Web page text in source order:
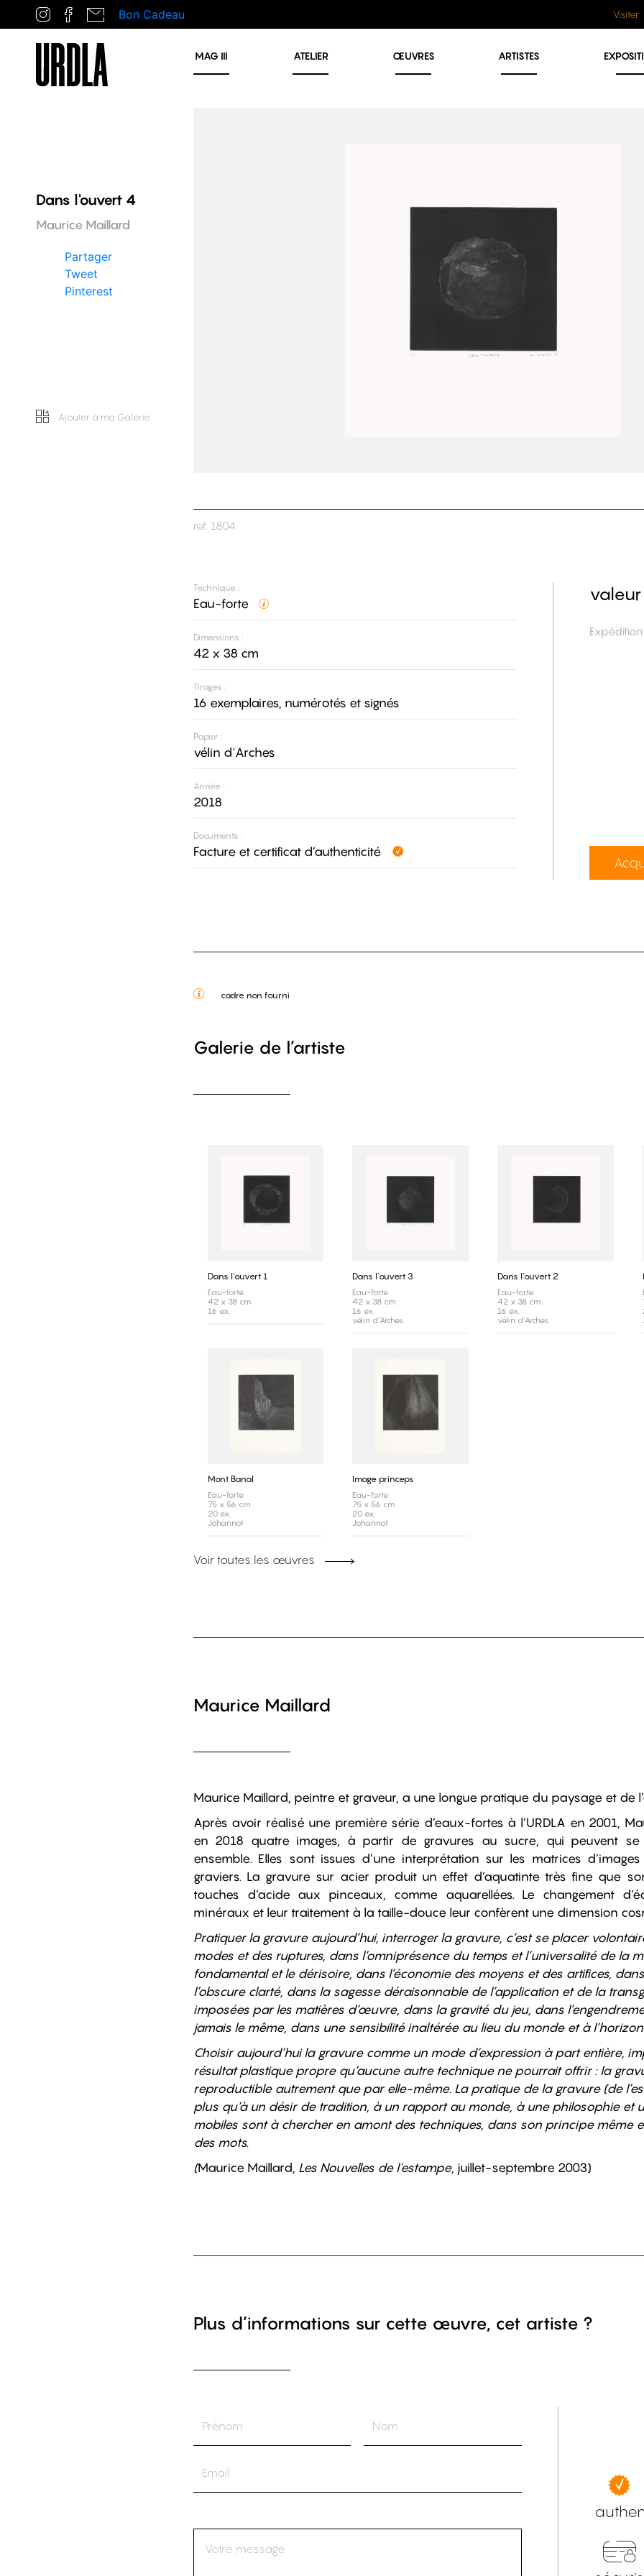
Bon Cadeau Visiter
MAG III ATELIER ŒUVRES ARTISTES
Dans l'ouvert 4
Maurice Maillard
Partager
Tweet
Pinterest
Ajouter à ma Galerie
ref. 1804
Technique :
Eau-forte
Dimensions :
42 x 38 cm
Tirages :
16 exemplaires, numérotés et signés
Papier :
vélin d'Arches
Année :
2018
Documents :
Facture et certificat d’authenticité
valeur
cadre non fourni
Galerie de l’artiste
Dans l'ouvert 1
Eau-forte
42 x 38 cm
16 ex.
Dans l'ouvert 3
Eau-forte
42 x 38 cm
16 ex.
vélin d'Arches
Dans l'ouvert 2
Eau-forte
42 x 38 cm
16 ex.
vélin d'Arches
Mont Banal
Eau-forte
75 x 56 cm
20 ex.
Johannot
Image princeps
Eau-forte
75 x 56 cm
20 ex.
Johannot
Voir toutes les œuvres
Maurice Maillard
Maurice Maillard, peintre et graveur, a une longue pratique du paysage et de
Après avoir réalisé une première série d’eaux-fortes à l’URDLA en 2001,
en 2018 quatre images, à partir de gravures au sucre, qui peuvent
ensemble. Elles sont issues d’une interprétation sur les matrices
graviers. La gravure sur acier produit un effet d’aquatinte très fine que
touches d’acide aux pinceaux, comme aquarellées. Le changement
minéraux et leur traitement à la taille-douce leur confèrent une dimension
Pratiquer la gravure aujourd’hui, interroger la gravure, c’est se placer
modes et des ruptures, dans l’omniprésence du temps et l’universalité de la
fondamental et le dérisoire, dans l’économie des moyens et des artifices,
l’obscure clarté, dans la sagesse déraisonnable de l’application et de la
imposées par les matières d’œuvre, dans la gravité du jeu, dans
jamais le même, dans une sensibilité inaltérée au lieu du monde et à l’horizon
Choisir aujourd’hui la gravure comme un mode d’expression à part entière,
résultat plastique propre qu’aucune autre technique ne pourrait offrir : la
reproductible autrement que par elle-même. La pratique de la gravure (de
plus qu’à un désir de tradition, à un rapport au monde, à une philosophie et
mobiles sont à chercher en amont des techniques, dans son principe même
des mots.
(Maurice Maillard, Les Nouvelles de l'estampe, juillet-septembre 2003)
Plus d’informations sur cette œuvre, cet artiste ?